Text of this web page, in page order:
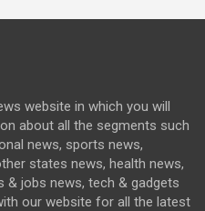
website in which you will
about all the segments such
news, sports news,
states news, health news,
& jobs news, tech & gadgets
our website for all the latest